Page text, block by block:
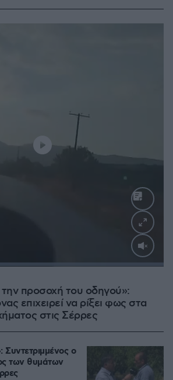
Loaded:
προσοχή του οδηγού»:
επιχειρεί να ρίξει φως στα
στις Σέρρες
ο
των θυμάτων